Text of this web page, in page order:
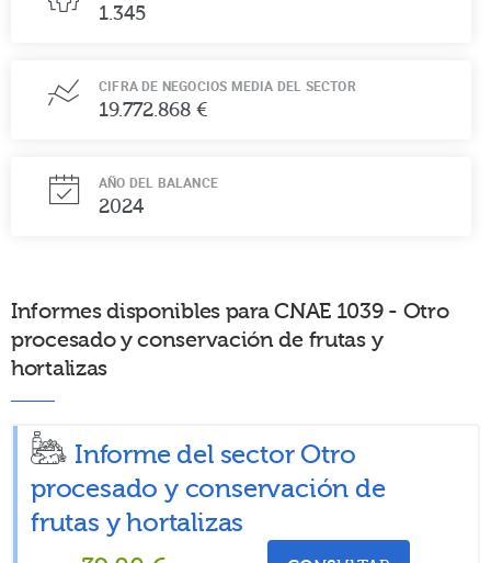
1.345
CIFRA DE NEGOCIOS MEDIA DEL SECTOR
19.772.868 €
AÑO DEL BALANCE
2024
Informes disponibles para CNAE 1039 - Otro
procesado y conservación de frutas y
hortalizas
Informe del sector Otro
procesado y conservación de
frutas y hortalizas